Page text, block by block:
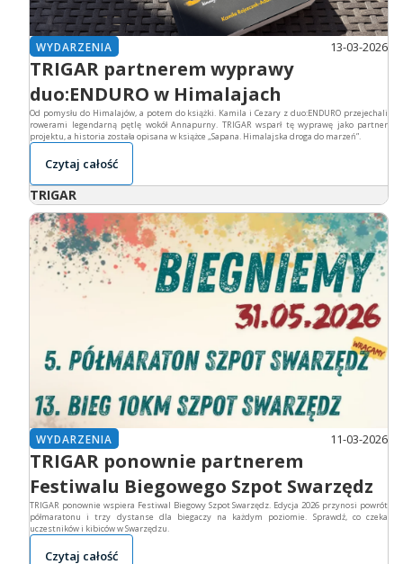
WYDARZENIA 13-03-2026
TRIGAR partnerem wyprawy
duo:ENDURO w Himalajach
Od pomysłu do Himalajów, a potem do książki. Kamila i Cezary z duo:ENDURO przejechali
rowerami legendarną pętlę wokół Annapurny. TRIGAR wsparł tę wyprawę jako partner
projektu, a historia została opisana w książce „Sapana. Himalajska droga do marzeń”.
Czytaj całość
TRIGAR
WYDARZENIA 11-03-2026
TRIGAR ponownie partnerem
Festiwalu Biegowego Szpot Swarzędz
TRIGAR ponownie wspiera Festiwal Biegowy Szpot Swarzędz. Edycja 2026 przynosi powrót
półmaratonu i trzy dystanse dla biegaczy na każdym poziomie. Sprawdź, co czeka
uczestników i kibiców w Swarzędzu.
Czytaj całość